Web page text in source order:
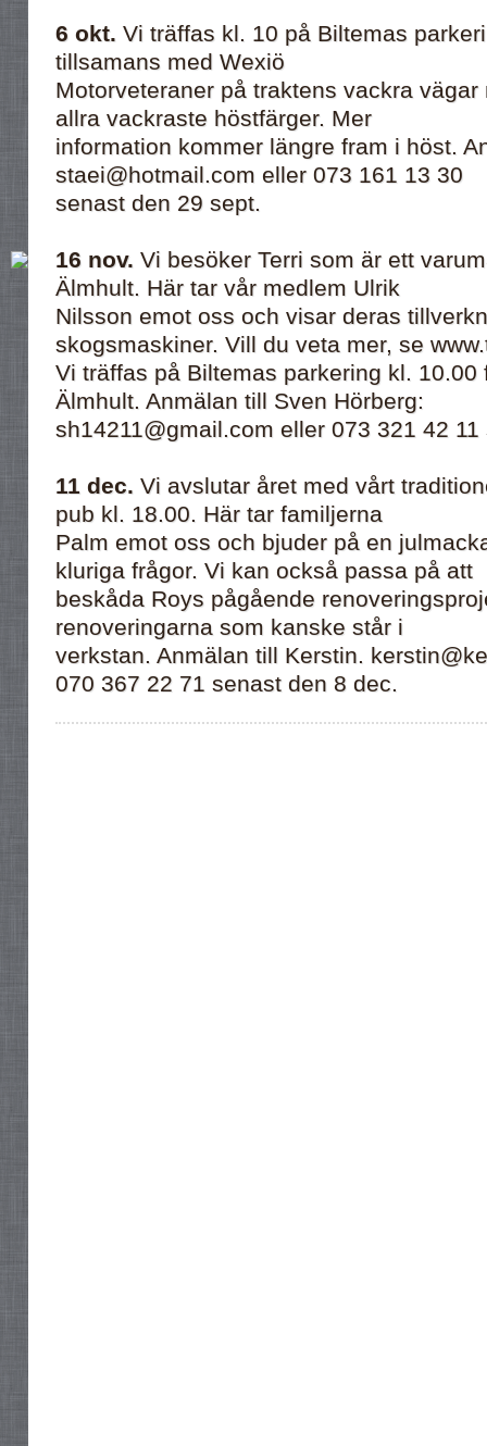
6 okt. Vi träffas kl. 10 på Biltemas
tillsamans med Wexiö
Motorveteraner på traktens vackra
allra vackraste höstfärger. Mer
information kommer längre fram i höst.
staei@hotmail.com eller 073 161 13 30
senast den 29 sept.
16 nov. Vi besöker Terri som är ett
Älmhult. Här tar vår medlem Ulrik
Nilsson emot oss och visar deras
skogsmaskiner. Vill du veta mer, se
Vi träffas på Biltemas parkering kl. 10.00
Älmhult. Anmälan till Sven Hörberg:
sh14211@gmail.com eller 073 321 42
11 dec. Vi avslutar året med vårt
pub kl. 18.00. Här tar familjerna
Palm emot oss och bjuder på en
kluriga frågor. Vi kan också passa på att
beskåda Roys pågående
renoveringarna som kanske står i
verkstan. Anmälan till Kerstin.
070 367 22 71 senast den 8 dec.